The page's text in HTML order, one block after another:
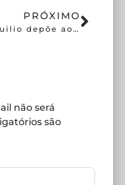
PRÓXIMO
Duilio depõe ao MP em investigação sobre despesas corporativas
não será
são